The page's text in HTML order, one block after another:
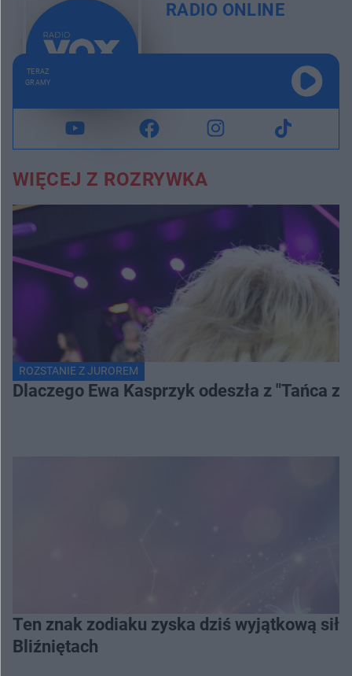
RADIO ONLINE
TERAZ
GRAMY
WIĘCEJ Z ROZRYWKA
ROZSTANIE Z JUROREM
Dlaczego Ewa Kasprzyk odeszła z "Tańca
Ten znak zodiaku zyska dziś wyjątkową
Bliźniętach